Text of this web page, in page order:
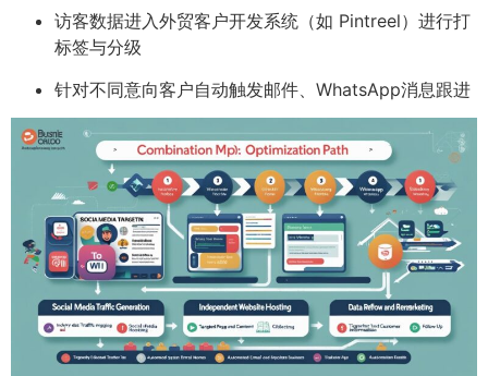
访客数据进入外贸客户开发系统（如 Pintreel）进行打
标签与分级
针对不同意向客户自动触发邮件、WhatsApp消息跟进